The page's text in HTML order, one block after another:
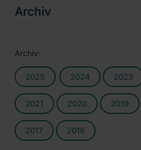
Archiv
Archiv:
2025 2024 2023
2021 2020 2019
2017 2016